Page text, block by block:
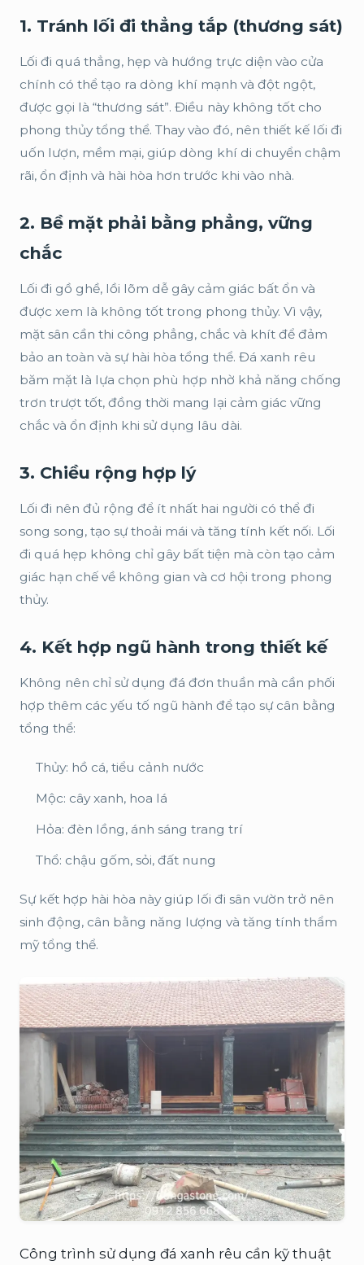
1. Tránh lối đi thẳng tắp (thương sát)
Lối đi quá thẳng, hẹp và hướng trực diện vào cửa
chính có thể tạo ra dòng khí mạnh và đột ngột,
được gọi là “thương sát”. Điều này không tốt cho
phong thủy tổng thể. Thay vào đó, nên thiết kế lối đi
uốn lượn, mềm mại, giúp dòng khí di chuyển chậm
rãi, ổn định và hài hòa hơn trước khi vào nhà.
2. Bề mặt phải bằng phẳng, vững
chắc
Lối đi gồ ghề, lồi lõm dễ gây cảm giác bất ổn và
được xem là không tốt trong phong thủy. Vì vậy,
mặt sân cần thi công phẳng, chắc và khít để đảm
bảo an toàn và sự hài hòa tổng thể. Đá xanh rêu
băm mặt là lựa chọn phù hợp nhờ khả năng chống
trơn trượt tốt, đồng thời mang lại cảm giác vững
chắc và ổn định khi sử dụng lâu dài.
3. Chiều rộng hợp lý
Lối đi nên đủ rộng để ít nhất hai người có thể đi
song song, tạo sự thoải mái và tăng tính kết nối. Lối
đi quá hẹp không chỉ gây bất tiện mà còn tạo cảm
giác hạn chế về không gian và cơ hội trong phong
thủy.
4. Kết hợp ngũ hành trong thiết kế
Không nên chỉ sử dụng đá đơn thuần mà cần phối
hợp thêm các yếu tố ngũ hành để tạo sự cân bằng
tổng thể:
Thủy: hồ cá, tiểu cảnh nước
Mộc: cây xanh, hoa lá
Hỏa: đèn lồng, ánh sáng trang trí
Thổ: chậu gốm, sỏi, đất nung
Sự kết hợp hài hòa này giúp lối đi sân vườn trở nên
sinh động, cân bằng năng lượng và tăng tính thẩm
mỹ tổng thể.
Công trình sử dụng đá xanh rêu cần kỹ thuật